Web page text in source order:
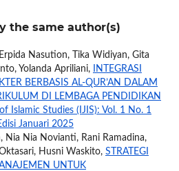
the same author(s)
Nasution, Tika Widiyan, Gita
Yolanda Apriliani,
INTEGRASI
BERBASIS AL-QUR’AN DALAM
DI LEMBAGA PENDIDIKAN
Islamic Studies (IJIS): Vol. 1 No. 1
Januari 2025
Nia Nia Novianti, Rani Ramadina,
Oktasari, Husni Waskito, STRATEGI
UNTUK